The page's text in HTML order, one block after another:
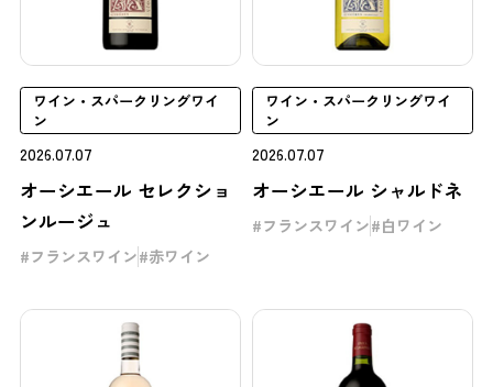
ワイン・スパークリングワイ
ン
2026.07.07
オーシエール セレクショ
ンルージュ
フランスワイン 赤ワイン
ワイン・スパークリングワイ
ン
2026.07.07
オーシエール シャルドネ
フランスワイン 白ワイン